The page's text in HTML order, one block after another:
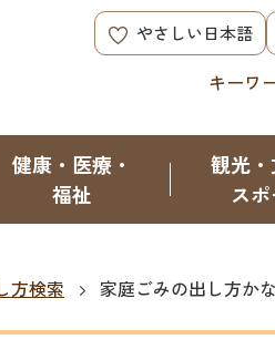
やさしい日本語
キーワ
健康・医療・
福祉
観光・
ス
方検索 家庭ごみの出し方か